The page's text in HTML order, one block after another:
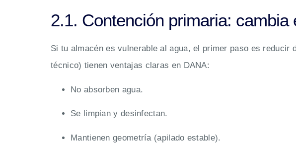
2.1. Contención primaria: cambia
Si tu almacén es vulnerable al agua, el primer paso es
técnico) tienen ventajas claras en DANA:
No absorben agua.
Se limpian y desinfectan.
Mantienen geometría (apilado estable).